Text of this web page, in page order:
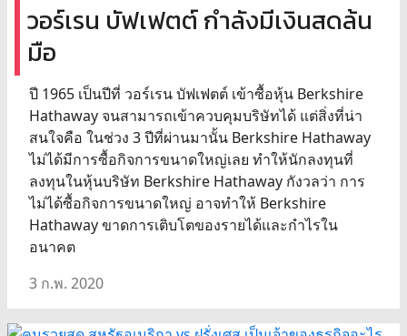
วอร์เรน บัฟเฟตต์ กำลังมีเงินสดล้น
มือ
ปี 1965 เป็นปีที่ วอร์เรน บัฟเฟตต์ เข้าซื้อหุ้น Berkshire
Hathaway จนสามารถเข้าควบคุมบริษัทได้ แต่สิ่งที่น่า
สนใจคือ ในช่วง 3 ปีที่ผ่านมานั้น Berkshire Hathaway
ไม่ได้มีการซื้อกิจการขนาดใหญ่เลย ทำให้นักลงทุนที่
ลงทุนในหุ้นบริษัท Berkshire Hathaway กังวลว่า การ
ไม่ได้ซื้อกิจการขนาดใหญ่ อาจทำให้ Berkshire
Hathaway ขาดการเติบโตของรายได้และกำไรใน
อนาคต
3 ก.พ. 2020